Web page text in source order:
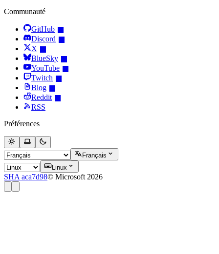
Communauté
GitHub
Discord
X
BlueSky
YouTube
Twitch
Blog
Reddit
RSS
Préférences
Français
Linux
SHA aca7d98© Microsoft 2026